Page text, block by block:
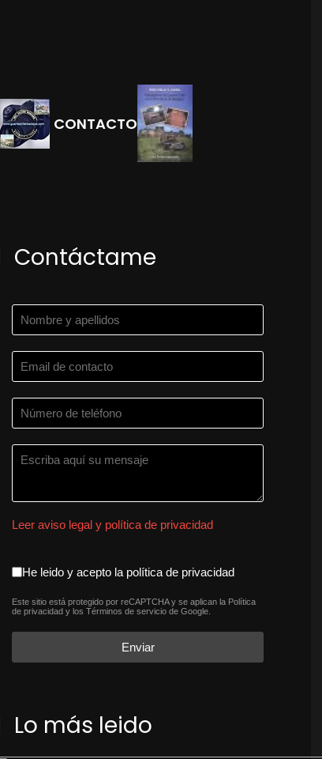
CONTACTO
Contáctame
Leer aviso legal y política de privacidad
aceptacion política de
He leido y acepto la política de privacidad
reCAPTCHA*
Este sitio está protegido por reCAPTCHA y se aplican la Política
de privacidad y losTérminos de servicio de Google.
Enviar
Lo más leido